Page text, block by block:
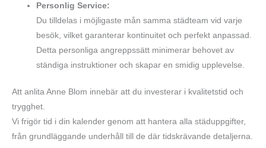
Personlig Service:
Du tilldelas i möjligaste mån samma städteam vid varje
besök, vilket garanterar kontinuitet och perfekt anpassad.
Detta personliga angreppssätt minimerar behovet av
ständiga instruktioner och skapar en smidig upplevelse.
Att anlita Anne Blom innebär att du investerar i kvalitetstid och
trygghet.
Vi frigör tid i din kalender genom att hantera alla städuppgifter,
från grundläggande underhåll till de där tidskrävande detaljerna.